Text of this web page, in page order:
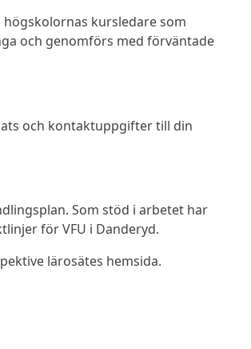
kursledare som
och genomförs med förväntade
och kontaktuppgifter till din
Som stöd i arbetet har
för VFU i Danderyd.
lärosätes hemsida.